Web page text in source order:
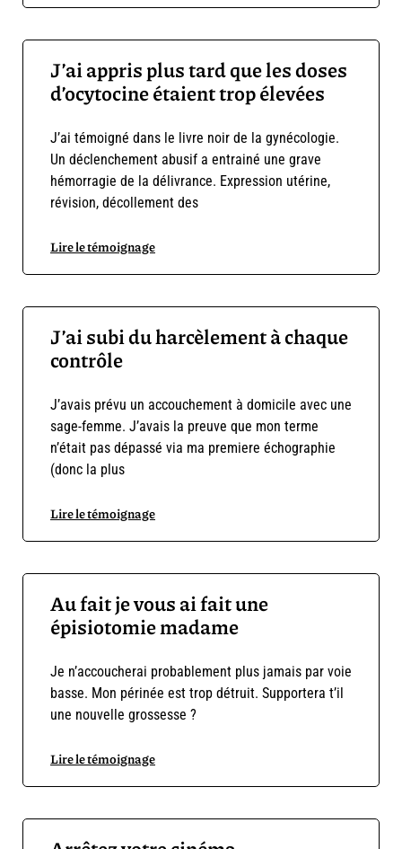
J’ai appris plus tard que les doses
d’ocytocine étaient trop élevées
J’ai témoigné dans le livre noir de la gynécologie.
Un déclenchement abusif a entrainé une grave
hémorragie de la délivrance. Expression utérine,
révision, décollement des
Lire le témoignage
J’ai subi du harcèlement à chaque
contrôle
J’avais prévu un accouchement à domicile avec une
sage-femme. J’avais la preuve que mon terme
n’était pas dépassé via ma premiere échographie
(donc la plus
Lire le témoignage
Au fait je vous ai fait une
épisiotomie madame
Je n’accoucherai probablement plus jamais par voie
basse. Mon périnée est trop détruit. Supportera t’il
une nouvelle grossesse ?
Lire le témoignage